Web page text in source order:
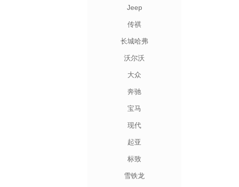
Jeep
传祺
长城哈弗
沃尔沃
大众
奔驰
宝马
现代
起亚
标致
雪铁龙